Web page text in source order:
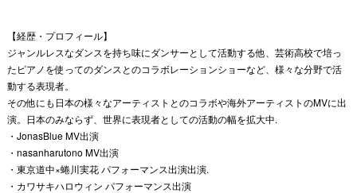
【経歴・プロフィール】
ジャンルレスなダンスを持ち味にダンサーとして活動する他、芸術高校で培っ
たピアノを使ってのダンスとのコラボレーションショーなど、様々な分野で活
動する表現者。
その他にも日本の様々なアーティストとのコラボや海外アーティストのMVに出
演。日本のみならず、世界に表現者としての活動の幅を拡大中.
・JonasBlue MV出演
・nasanharutono MV出演
・東京道中×蜷川実花 パフォーマンス出演出演.
・カワサキハロウィン パフォーマンス出演